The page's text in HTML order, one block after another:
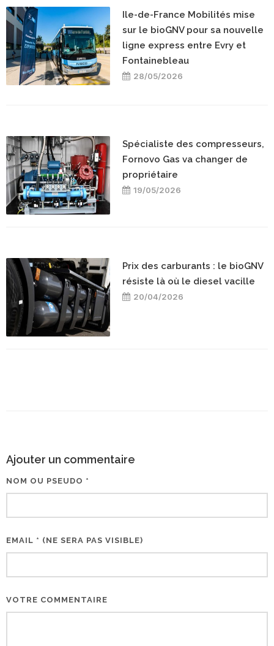
Ile-de-France Mobilités mise
sur le bioGNV pour sa nouvelle
ligne express entre Evry et
Fontainebleau
28/05/2026
Spécialiste des compresseurs,
Fornovo Gas va changer de
propriétaire
19/05/2026
Prix des carburants : le bioGNV
résiste là où le diesel vacille
20/04/2026
Ajouter un commentaire
NOM OU PSEUDO *
EMAIL * (NE SERA PAS VISIBLE)
VOTRE COMMENTAIRE